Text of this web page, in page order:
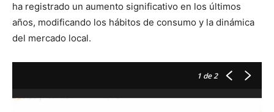
ha registrado un aumento significativo en los últimos
años, modificando los hábitos de consumo y la dinámica
del mercado local.
1 de 2